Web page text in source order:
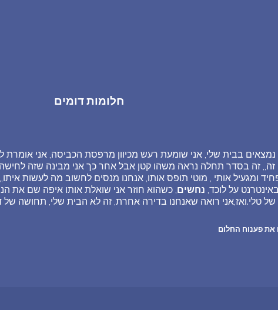
חלומות דומים
נמצאים בבית שלי, אני שומעת רעש מכיוון מרפסת הכביסה, אני
זה בסדר תחלה נראה משהו קטן אבל אחר כך אני מבינה שזה לחישה
ומגעיל אותי , מוטי תופס אותו, אנחנו מנסים לחשוב מה לעשות איתו,,
על לוכד, נחשים, כשהוא חוזר אני שואלת אותו איפה שם את
של טלי.ואז,אני רואה שאנחנו בדירה אחרת, זה לא הבית שלי, תחושה של
את פענוח החלום